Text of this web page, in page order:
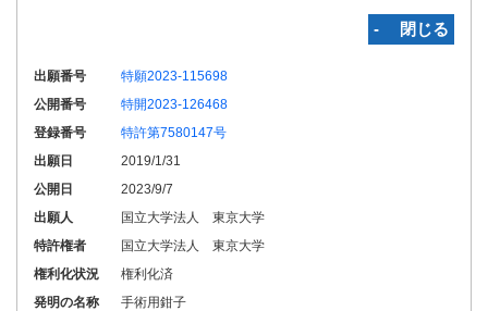
‐ 閉じる
出願番号
特願2023-115698
公開番号
特開2023-126468
登録番号
特許第7580147号
出願日
2019/1/31
公開日
2023/9/7
出願人
国立大学法人 東京大学
特許権者
国立大学法人 東京大学
権利化状況
権利化済
発明の名称
手術用鉗子